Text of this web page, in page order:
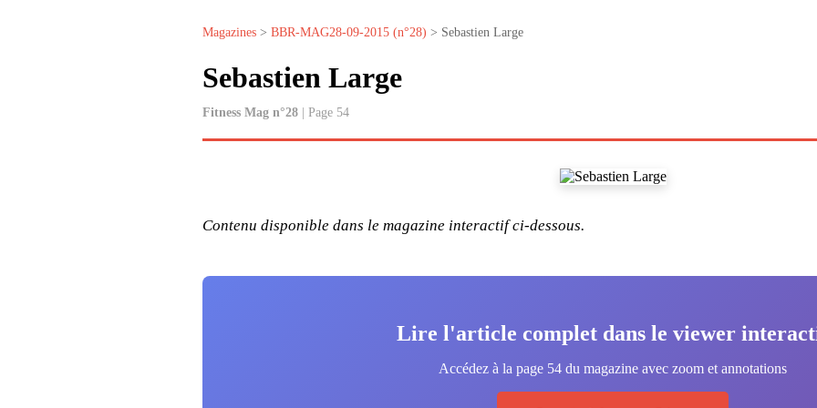
Magazines > BBR-MAG28-09-2015 (n°28) > Sebastien Large
Sebastien Large
Fitness Mag n°28 | Page 54
Contenu disponible dans le magazine interactif ci-dessous.
Lire l'article complet dans le viewer
Accédez à la page 54 du magazine avec zoom et annotations